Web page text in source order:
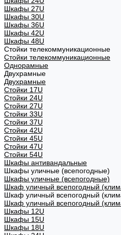
Шкафы 27U
Шкафы 30U
Шкафы 36U
Шкафы 42U
Шкафы 48U
Стойки телекоммуникационные
Стойки телекоммуникационные
Однорамные
Двухрамные
Двухрамные
Стойки 17U
Стойки 24U
Стойки 27U
Стойки 33U
Стойки 37U
Стойки 42U
Стойки 45U
Стойки 47U
Стойки 54U
Шкафы антивандальные
Шкафы уличные (всепогодные)
Шкафы уличные (всепогодные)
Шкаф уличный всепогодный
Шкаф уличный всепогодный
Шкаф уличный всепогодный
Шкафы 12U
Шкафы 15U
Шкафы 18U